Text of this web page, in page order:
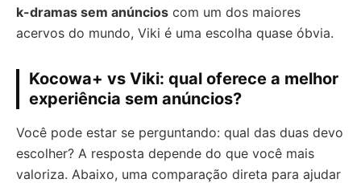
k-dramas sem anúncios com um dos maiores
acervos do mundo, Viki é uma escolha quase óbvia.
Kocowa+ vs Viki: qual oferece a melhor
experiência sem anúncios?
Você pode estar se perguntando: qual das duas devo
escolher? A resposta depende do que você mais
valoriza. Abaixo, uma comparação direta para ajudar